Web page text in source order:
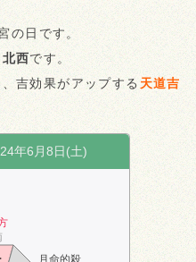
の日です。
西です。
吉効果がアップする 天道吉
年6月8日(土)
月命的殺